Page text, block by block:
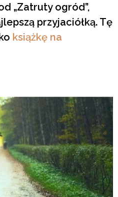
„Zatruty ogród”,
przyjaciółką. Tę
książkę na